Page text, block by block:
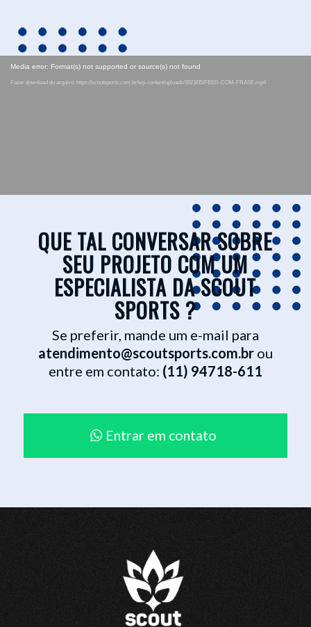
Media error: Format(s) not supported or source(s) not found
Fazer download do arquivo: https://scoutsports.com.br/wp-content/uploads/2023/05/FEED-COM-FRASE.mp4
QUE TAL CONVERSAR SOBRE
SEU PROJETO COM UM
ESPECIALISTA DA SCOUT
SPORTS ?
Se preferir, mande um e-mail para
atendimento@scoutsports.com.brou
entre em contato: (11) 94718-611
Entrar em contato